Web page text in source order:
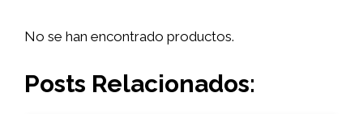
No se han encontrado productos.
Posts Relacionados: